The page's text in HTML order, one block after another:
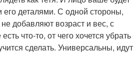
его деталями. С одной стороны,
добавляют возраст и вес, с
что-то, от чего хочется убрать
сделать. Универсальны, идут